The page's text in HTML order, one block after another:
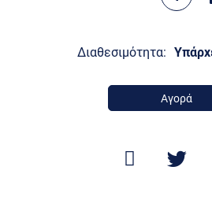
Διαθεσιμότητα:
Αγορά